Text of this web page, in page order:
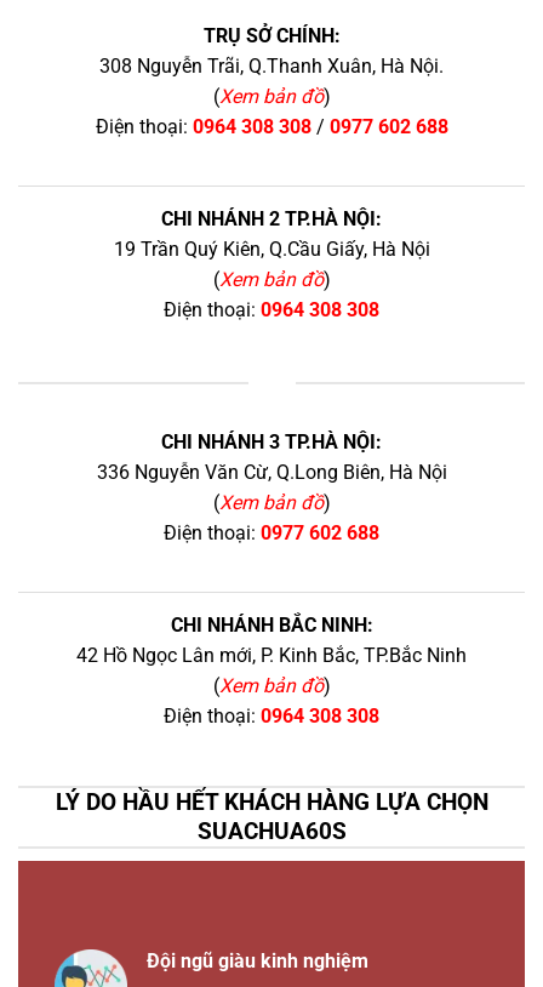
TRỤ SỞ CHÍNH:
308 Nguyễn Trãi, Q.Thanh Xuân, Hà Nội.
(Xem bản đồ)
Điện thoại: 0964 308 308/ 0977 602 688
CHI NHÁNH 2 TP.HÀ NỘI:
19 Trần Quý Kiên, Q.Cầu Giấy, Hà Nội
(Xem bản đồ)
Điện thoại: 0964 308 308
CHI NHÁNH 3 TP.HÀ NỘI:
336 Nguyễn Văn Cừ, Q.Long Biên, Hà Nội
(Xem bản đồ)
Điện thoại: 0977 602 688
CHI NHÁNH BẮC NINH:
42 Hồ Ngọc Lân mới, P. Kinh Bắc, TP.Bắc Ninh
(Xem bản đồ)
Điện thoại: 0964 308 308
LÝ DO HẦU HẾT KHÁCH HÀNG LỰA CHỌN
SUACHUA60S
Đội ngũ giàu kinh nghiệm